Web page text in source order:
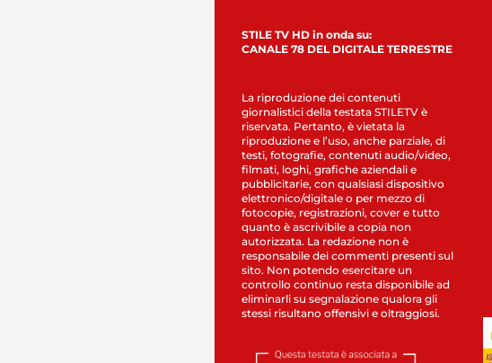
STILE TV HD in onda su:
CANALE 78 DEL DIGITALE TERRESTRE
La riproduzione dei contenuti
giornalistici della testata STILETV è
riservata. Pertanto, è vietata la
riproduzione e l’uso, anche parziale, di
testi, fotografie, contenuti audio/video,
filmati, loghi, grafiche aziendali e
pubblicitarie, con qualsiasi dispositivo
elettronico/digitale o per mezzo di
fotocopie, registrazioni, cover e tutto
quanto è ascrivibile a copia non
autorizzata. La redazione non è
responsabile dei commenti presenti sul
sito. Non potendo esercitare un
controllo continuo resta disponibile ad
eliminarli su segnalazione qualora gli
stessi risultano offensivi e oltraggiosi.